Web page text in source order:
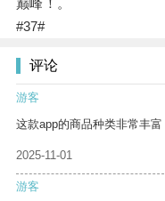
巅峰！。
#37#
评论
游客
这款app的商品种类非常丰富
2025-11-01
游客